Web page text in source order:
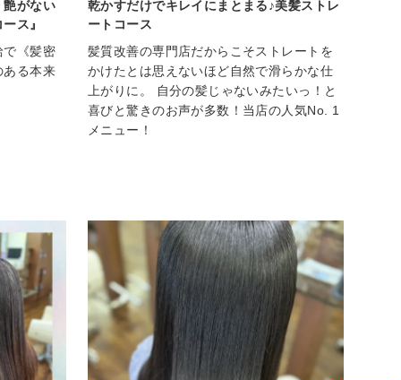
艶がない
ス』
で《髪密
ある本来
乾かすだけでキレイにまとまる♪美髪ストレ
ートコース
髪質改善の専門店だからこそストレートを
かけたとは思えないほど自然で滑らかな仕
上がりに。 自分の髪じゃないみたいっ！と
喜びと驚きのお声が多数！当店の人気No. 1
メニュー！